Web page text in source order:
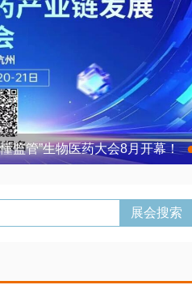
监管”生物医药大会8月开幕！